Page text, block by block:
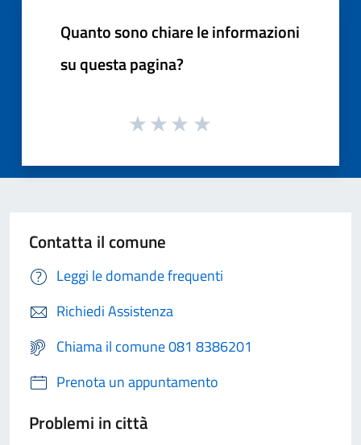
Quanto sono chiare le informazioni
su questa pagina?
Contatta il comune
Leggi le domande frequenti
Richiedi Assistenza
Chiama il comune 081 8386201
Prenota un appuntamento
Problemi in città